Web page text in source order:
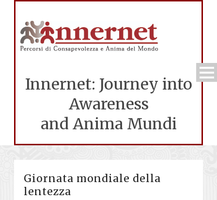
Innernet: Journey into
Awareness
and Anima Mundi
Giornata mondiale della
lentezza